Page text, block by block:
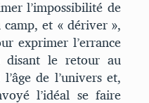
l’impossibilité de
et « dériver »,
exprimer l’errance
disant le retour au
de l’univers et,
l’idéal se faire